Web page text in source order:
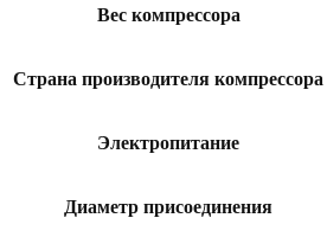
Вес компрессора
Страна производителя компрессора
Электропитание
Диаметр присоединения